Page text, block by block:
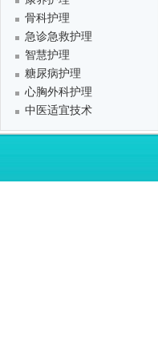
骨科护理
急诊急救护理
智慧护理
糖尿病护理
心胸外科护理
中医适宜技术